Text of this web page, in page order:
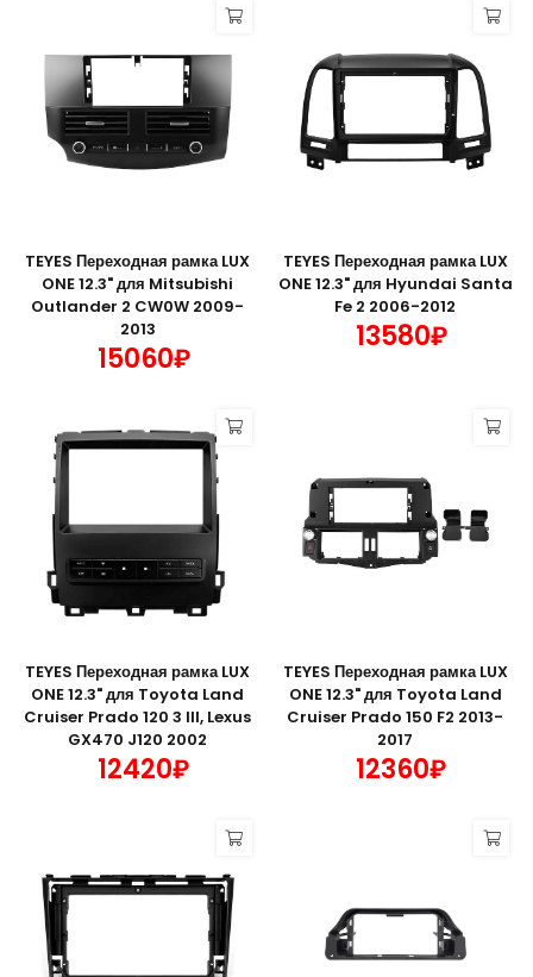
TEYES Переходная рамка LUX
ONE 12.3" для Mitsubishi
Outlander 2 CW0W 2009-
2013
15060₽
TEYES Переходная рамка LUX
ONE 12.3" для Hyundai Santa
Fe 2 2006-2012
13580₽
TEYES Переходная рамка LUX
ONE 12.3" для Toyota Land
Cruiser Prado 120 3 III, Lexus
GX470 J120 2002
12420₽
TEYES Переходная рамка LUX
ONE 12.3" для Toyota Land
Cruiser Prado 150 F2 2013-
2017
12360₽